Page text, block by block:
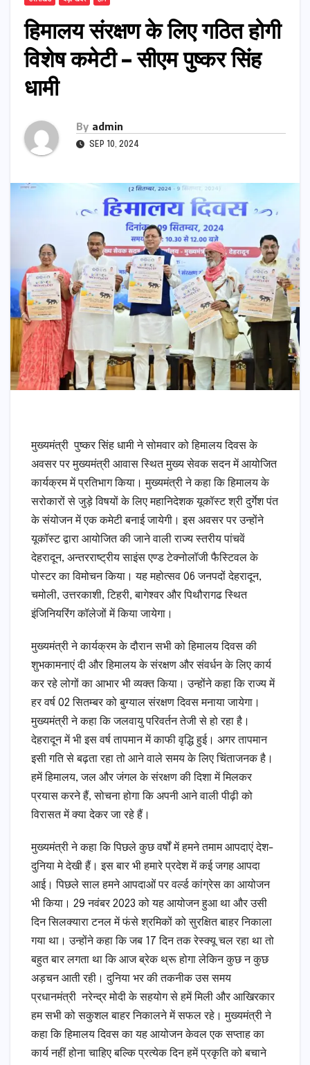
हिमालय संरक्षण के लिए गठित होगी
विशेष कमेटी – सीएम पुष्कर सिंह
धामी
By admin
SEP 10, 2024
मुख्यमंत्री पुष्कर सिंह धामी ने सोमवार को हिमालय दिवस के
अवसर पर मुख्यमंत्री आवास स्थित मुख्य सेवक सदन में आयोजित
कार्यक्रम में प्रतिभाग किया। मुख्यमंत्री ने कहा कि हिमालय के
सरोकारों से जुड़े विषयों के लिए महानिदेशक यूकॉस्ट श्री दुर्गेश पंत
के संयोजन में एक कमेटी बनाई जायेगी। इस अवसर पर उन्होंने
यूकॉस्ट द्वारा आयोजित की जाने वाली राज्य स्तरीय पांचवें
देहरादून, अन्तरराष्ट्रीय साइंस एण्ड टेक्नोलॉजी फैस्टिवल के
पोस्टर का विमोचन किया। यह महोत्सव 06 जनपदों देहरादून,
चमोली, उत्तरकाशी, टिहरी, बागेश्वर और पिथौरागढ स्थित
इंजिनियरिंग कॉलेजों में किया जायेगा।
मुख्यमंत्री ने कार्यक्रम के दौरान सभी को हिमालय दिवस की
शुभकामनाएं दी और हिमालय के संरक्षण और संवर्धन के लिए कार्य
कर रहे लोगों का आभार भी व्यक्त किया। उन्होंने कहा कि राज्य में
हर वर्ष 02 सितम्बर को बुग्याल संरक्षण दिवस मनाया जायेगा।
मुख्यमंत्री ने कहा कि जलवायु परिवर्तन तेजी से हो रहा है।
देहरादून में भी इस वर्ष तापमान में काफी वृद्धि हुई। अगर तापमान
इसी गति से बढ़ता रहा तो आने वाले समय के लिए चिंताजनक है।
हमें हिमालय, जल और जंगल के संरक्षण की दिशा में मिलकर
प्रयास करने हैं, सोचना होगा कि अपनी आने वाली पीढ़ी को
विरासत में क्या देकर जा रहे हैं।
मुख्यमंत्री ने कहा कि पिछले कुछ वर्षों में हमने तमाम आपदाएं देश-
दुनिया मे देखी हैं। इस बार भी हमारे प्रदेश में कई जगह आपदा
आई। पिछले साल हमने आपदाओं पर वर्ल्ड कांग्रेस का आयोजन
भी किया। 29 नवंबर 2023 को यह आयोजन हुआ था और उसी
दिन सिलक्यारा टनल में फंसे श्रमिकों को सुरक्षित बाहर निकाला
गया था। उन्होंने कहा कि जब 17 दिन तक रेस्क्यू चल रहा था तो
बहुत बार लगता था कि आज ब्रेक थ्रू होगा लेकिन कुछ न कुछ
अड़चन आती रही। दुनिया भर की तकनीक उस समय
प्रधानमंत्री नरेन्द्र मोदी के सहयोग से हमें मिली और आखिरकार
हम सभी को सकुशल बाहर निकालने में सफल रहे। मुख्यमंत्री ने
कहा कि हिमालय दिवस का यह आयोजन केवल एक सप्ताह का
कार्य नहीं होना चाहिए बल्कि प्रत्येक दिन हमें प्रकृति को बचाने